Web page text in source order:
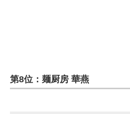
第8位：麺厨房 華燕